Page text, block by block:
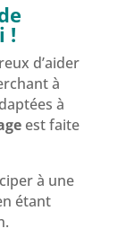
!
d’aider
à
à
est faite
à une
étant